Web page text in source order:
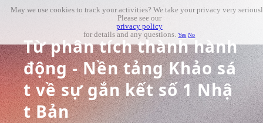
Từ phân tích thành hành
động - Nền tảng Khảo sá
t về sự gắn kết số 1 Nhậ
t Bản
May we use cookies to track your activities? We take your privacy very
Please see our
privacy policy
for details and any questions.Yes No